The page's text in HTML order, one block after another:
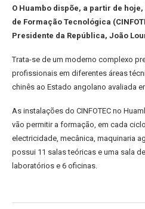
O Huambo dispõe, a partir de
de Formação Tecnológica
Presidente da República, João
Trata-se de um moderno complexo
profissionais em diferentes áreas
chinês ao Estado angolano avaliada
As instalações do CINFOTEC no
vão permitir a formação, em cada
electricidade, mecânica, maquinaria
possui 11 salas teóricas e uma sala
laboratórios e 6 oficinas.